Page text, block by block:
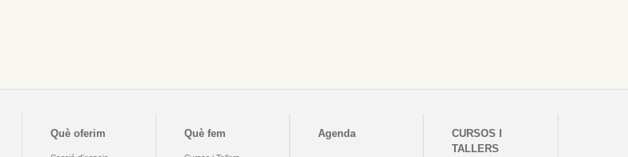
Què oferim Què fem Agenda
CURSOS I
TALLERS